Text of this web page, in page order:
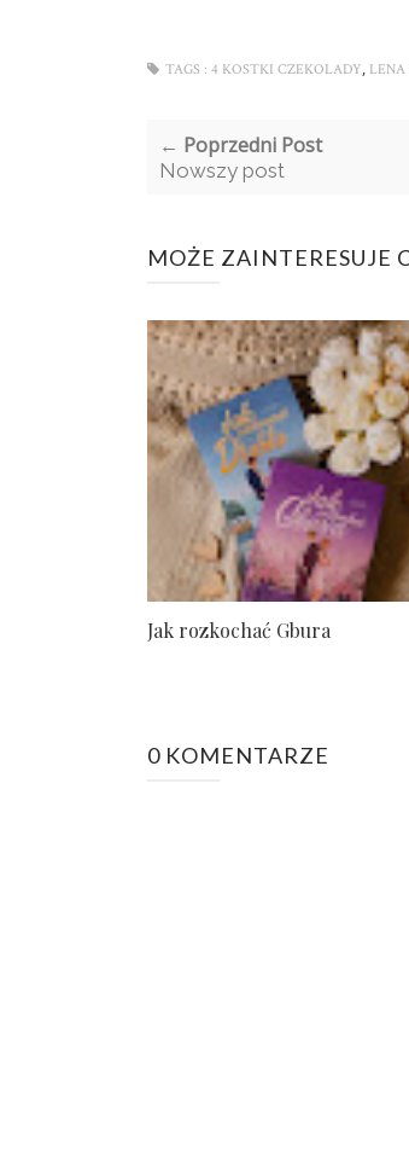
TAGS : 4 KOSTKI CZEKOLADY,
← Poprzedni Post
Nowszy post
MOŻE ZAINTERESUJE
Jak rozkochać Gbura
0 KOMENTARZE